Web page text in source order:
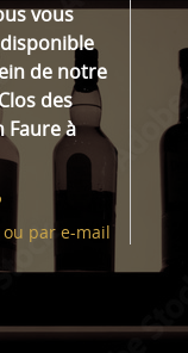
vous
de notre
des
Faure à
ou par e-mail